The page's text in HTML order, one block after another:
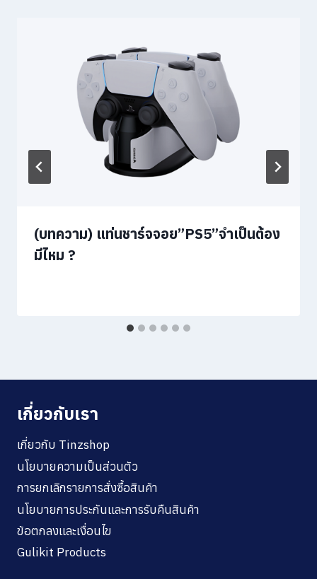
(บทความ) แท่นชาร์จจอย”PS5”จำเป็นต้อง
มีไหม ?
เกี่ยวกับเรา
เกี่ยวกับ Tinzshop
นโยบายความเป็นส่วนตัว
การยกเลิกรายการสั่งซื้อสินค้า
นโยบายการประกันและการรับคืนสินค้า
ข้อตกลงและเงื่อนไข
Gulikit Products